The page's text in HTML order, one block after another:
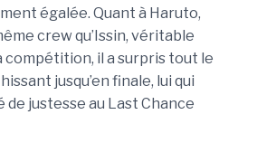
égalée. Quant à Haruto,
crew qu’Issin, véritable
compétition, il a surpris tout le
jusqu’en finale, lui qui
de justesse au Last Chance